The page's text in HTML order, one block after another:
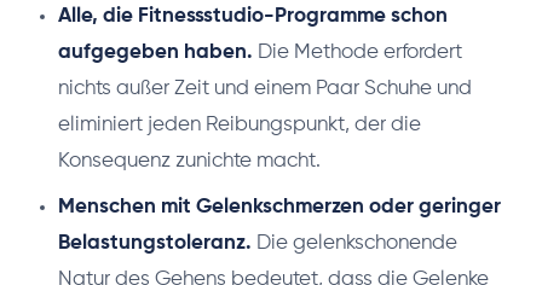
Alle, die Fitnessstudio-Programme schon
aufgegeben haben. Die Methode erfordert
nichts außer Zeit und einem Paar Schuhe und
eliminiert jeden Reibungspunkt, der die
Konsequenz zunichte macht.
Menschen mit Gelenkschmerzen oder geringer
Belastungstoleranz. Die gelenkschonende
Natur des Gehens bedeutet, dass die Gelenke